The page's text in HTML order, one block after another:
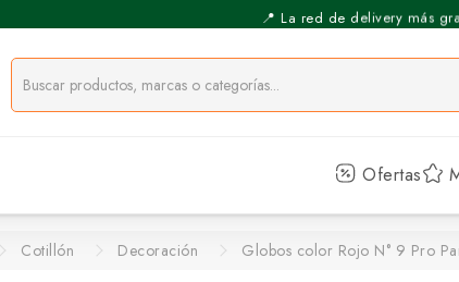
📍 La red de delivery más
⚡️ Pickup Express -
Ofertas
Cotillón Decoración Globos color Rojo N° 9 Pro